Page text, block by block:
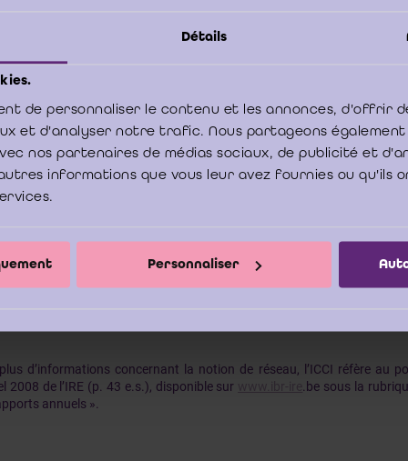
Détails
de personnaliser le contenu et les annonces, d'offrir
et d'analyser notre trafic. Nous partageons
nos partenaires de médias sociaux, de publicité et
informations que vous leur avez fournies ou qu'ils
Personnaliser
pourrait-il être compromise? En d’autre termes, le
cette mission d’apport en nature ? Doit-il informer l’ASBL dans
l’ICCI ne voit pas d’objection à ce que le réviseur
d’informations concernant la notion de réseau, l’ICCI réfère au
2008 de l’IRE (p. 43 e.s.), disponible sur www.ibr-ire .be sous la
annuels ».